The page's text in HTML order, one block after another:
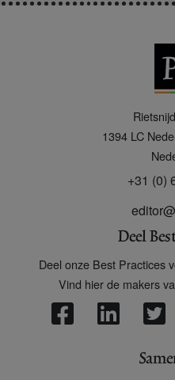
1394 LC
+31 (0)
Deel
Deel onze Best Practices
Vind hier de makers